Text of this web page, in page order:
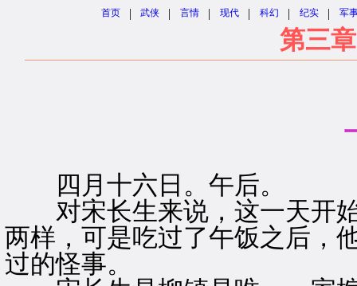
首页 | 武侠 | 言情 | 现代 | 科幻 | 纪实 | 军
第三
四月十六日。午后。
对宋长生来说，这一天开始
两样，可是吃过了午饭之后，
过的怪事。